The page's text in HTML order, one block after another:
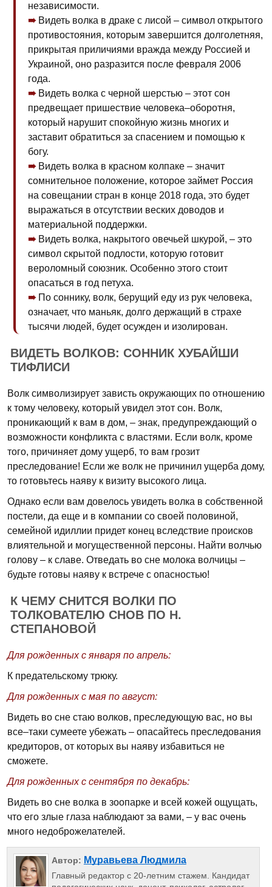
независимости.
Видеть волка в драке с лисой – символ открытого
противостояния, которым завершится долголетняя,
прикрытая приличиями вражда между Россией и
Украиной, оно разразится после февраля 2006
года.
Видеть волка с черной шерстью – этот сон
предвещает пришествие человека–оборотня,
который нарушит спокойную жизнь многих и
заставит обратиться за спасением и помощью к
богу.
Видеть волка в красном колпаке – значит
сомнительное положение, которое займет Россия
на совещании стран в конце 2018 года, это будет
выражаться в отсутствии веских доводов и
материальной поддержки.
Видеть волка, накрытого овечьей шкурой, – это
символ скрытой подлости, которую готовит
вероломный союзник. Особенно этого стоит
опасаться в год петуха.
По соннику, волк, берущий еду из рук человека,
означает, что маньяк, долго держащий в страхе
тысячи людей, будет осужден и изолирован.
ВИДЕТЬ ВОЛКОВ: СОННИК ХУБАЙШИ
ТИФЛИСИ
Волк символизирует зависть окружающих по отношению
к тому человеку, который увидел этот сон. Волк,
проникающий к вам в дом, – знак, предупреждающий о
возможности конфликта с властями. Если волк, кроме
того, причиняет дому ущерб, то вам грозит
преследование! Если же волк не причинил ущерба дому,
то готовьтесь наяву к визиту высокого лица.
Однако если вам довелось увидеть волка в собственной
постели, да еще и в компании со своей половиной,
семейной идиллии придет конец вследствие происков
влиятельной и могущественной персоны. Найти волчью
голову – к славе. Отведать во сне молока волчицы –
будьте готовы наяву к встрече с опасностью!
К ЧЕМУ СНИТСЯ ВОЛКИ ПО
ТОЛКОВАТЕЛЮ СНОВ ПО Н.
СТЕПАНОВОЙ
Для рожденных с января по апрель:
К предательскому трюку.
Для рожденных с мая по август:
Видеть во сне стаю волков, преследующую вас, но вы
все–таки сумеете убежать – опасайтесь преследования
кредиторов, от которых вы наяву избавиться не
сможете.
Для рожденных с сентября по декабрь:
Видеть во сне волка в зоопарке и всей кожей ощущать,
что его злые глаза наблюдают за вами, – у вас очень
много недоброжелателей.
Автор: Муравьева Людмила
Главный редактор с 20-летним стажем. Кандидат